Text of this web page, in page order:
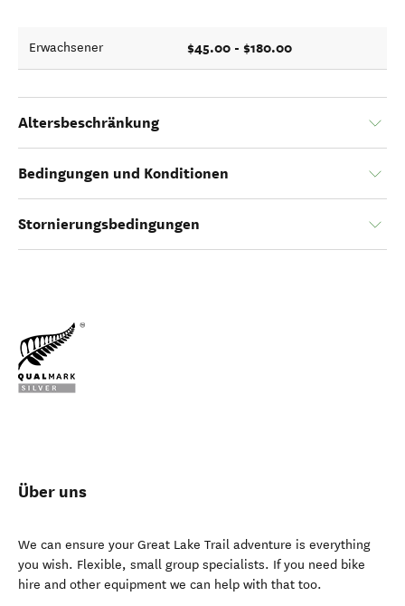
Erwachsener $45.00 - $180.00
Altersbeschränkung
Bedingungen und Konditionen
Stornierungsbedingungen
Über uns
We can ensure your Great Lake Trail adventure is everything
you wish. Flexible, small group specialists. If you need bike
hire and other equipment we can help with that too.